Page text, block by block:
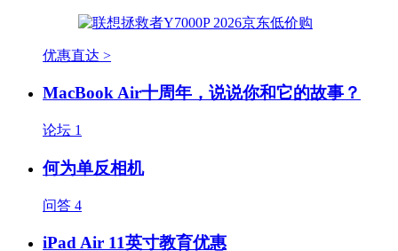
优惠直达 >
MacBook Air十周年，说说你和它的故事？
论坛 1
何为单反相机
问答 4
iPad Air 11英寸教育优惠